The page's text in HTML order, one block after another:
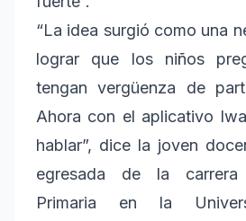
“La idea surgió como una
lograr que los niños
tengan vergüenza de
Ahora con el aplicativo
hablar”, dice la joven
egresada de la carrera
Primaria en la